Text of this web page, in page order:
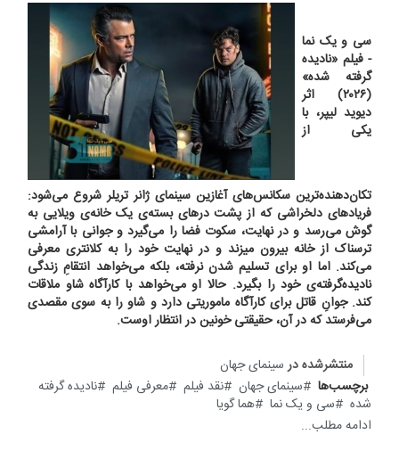
سی و یک نما
- فیلم «نادیده
گرفته شده»
(۲۰۲۶) اثر
دیوید لیپر، با
یکی از
تکان‌دهنده‌ترین سکانس‌های آغازین سینمای ژانر تریلر شروع می‌شود:
فریادهای دلخراشی که از پشت درهای بسته‌ی یک خانه‌ی ویلایی به
گوش می‌رسد و در نهایت، سکوت فضا را می‌گیرد و جوانی با آرامشی
ترسناک از خانه بیرون میزند و در نهایت خود را به کلانتری معرفی
می‌کند. اما او برای تسلیم شدن نرفته، بلکه می‌خواهد انتقامِ زندگی
نادیده‌گرفته‌ی خود را بگیرد. حالا او می‌خواهد با کارآگاه شاو ملاقات
کند. جوانِ قاتل برای کارآگاه ماموریتی دارد و شاو را به سوی مقصدی
می‌فرستد که در آن، حقیقتی خونین در انتظار اوست.
منتشرشده در سینمای جهان
برچسب‌ها
سینمای جهان نقد فیلم معرفی فیلم
نادیده گرفته
شده
سی و یک نما
هما گویا
ادامه مطلب...